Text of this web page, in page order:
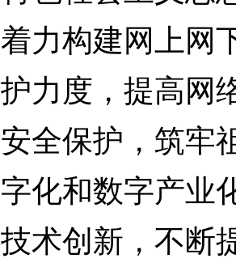
力构建网上网
力度，提高网
全保护，筑牢
化和数字产业
术创新，不断